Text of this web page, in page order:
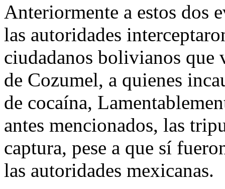
Anteriormente a estos dos
las autoridades
ciudadanos bolivianos que
de Cozumel, a quienes
de cocaína,
antes mencionados, las
captura, pese a que sí
las autoridades mexicanas.